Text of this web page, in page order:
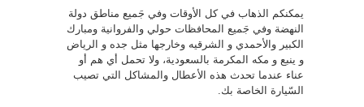
يمكنكم الذهاب في كل الأوقات وفي جَميع مناطق دولة
النهضة وفي جَميع المحافظات حولي والفروانية ومبارك
الكبير والأحمدي و الشرقيه وخارجها مثل جده و الرياض
و ينبع و مكه المكرمة بالسعودية، ولا تحمل أي هم أو
عناء عندما تحدث هذه الأعطال والمشاكل التي تصيب
السّيارة الخاصة بك.